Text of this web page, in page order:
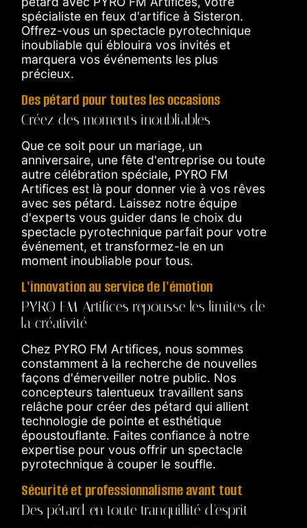
spécialiste en feux d'artifice à Sisteron.
Offrez-vous un spectacle pyrotechnique
inoubliable qui éblouira vos invités et
marquera vos événements les plus
précieux.
Des pétard pour toutes les occasions
Créez des moments inoubliables
Que ce soit pour un mariage, un
anniversaire, une fête d'entreprise ou toute
autre célébration spéciale, PYRO FM
Artifices est là pour donner vie à vos rêves
avec ses pétard. Laissez notre équipe
d'experts vous guider dans le choix du
spectacle pyrotechnique parfait pour votre
événement, et transformez-le en un
moment inoubliable pour tous.
L'innovation au service de l'émotion
PYRO FM Artifices repousse les limites de
la créativité
Chez PYRO FM Artifices, nous sommes
constamment à la recherche de nouvelles
façons d'émerveiller notre public. Nos
concepteurs talentueux travaillent sans
relâche pour créer des pétard qui allient
technologie de pointe et esthétique
époustouflante. Faites confiance à notre
expertise pour vous offrir un spectacle
pyrotechnique à couper le souffle.
Sécurité et professionnalisme avant tout
Des pétard en toute tranquillité d'esprit